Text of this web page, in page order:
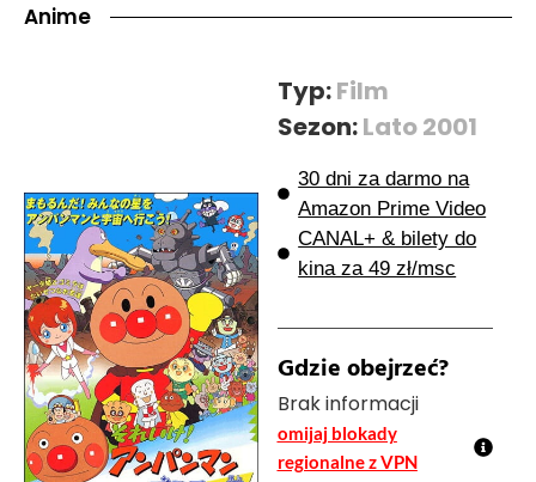
Anime
Typ:Film
Sezon:Lato 2001
30 dni za darmo na
Amazon Prime Video
CANAL+ & bilety do
kina za 49 zł/msc
Gdzie obejrzeć?
Brak informacji
omijaj blokady
regionalne z VPN